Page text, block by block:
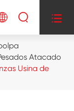
 
Atacado
Usina de